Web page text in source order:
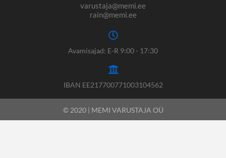
varustaja@memi.ee
rain@memi.ee
Avamisajad: E-R 9:00 - 17:30
IBAN EE217700771003104562
© 2020 | MEMI VARUSTAJA OÜ